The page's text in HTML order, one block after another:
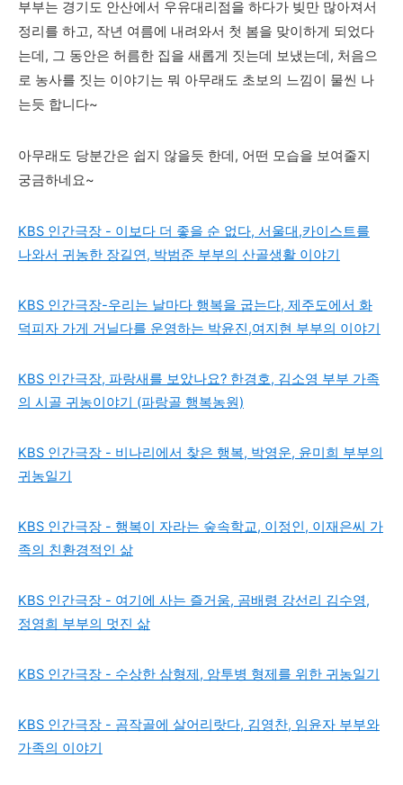
부부는 경기도 안산에서 우유대리점을 하다가 빚만 많아져서
정리를 하고, 작년 여름에 내려와서 첫 봄을 맞이하게 되었다
는데, 그 동안은 허름한 집을 새롭게 짓는데 보냈는데, 처음으
로 농사를 짓는 이야기는 뭐 아무래도 초보의 느낌이 물씬 나
는듯 합니다~
아무래도 당분간은 쉽지 않을듯 한데, 어떤 모습을 보여줄지
궁금하네요~
KBS 인간극장 - 이보다 더 좋을 순 없다, 서울대,카이스트를
나와서 귀농한 장길연, 박범준 부부의 산골생활 이야기
KBS 인간극장-우리는 날마다 행복을 굽는다, 제주도에서 화
덕피자 가게 거닐다를 운영하는 박윤진,여지현 부부의 이야기
KBS 인간극장, 파랑새를 보았나요? 한경호, 김소영 부부 가족
의 시골 귀농이야기 (파랑골 행복농원)
KBS 인간극장 - 비나리에서 찾은 행복, 박영운, 윤미희 부부의
귀농일기
KBS 인간극장 - 행복이 자라는 숲속학교, 이정인, 이재은씨 가
족의 친환경적인 삶
KBS 인간극장 - 여기에 사는 즐거움, 곰배령 강선리 김수영,
정영희 부부의 멋진 삶
KBS 인간극장 - 수상한 삼형제, 암투병 형제를 위한 귀농일기
KBS 인간극장 - 곰작골에 살어리랏다, 김영찬, 임윤자 부부와
가족의 이야기